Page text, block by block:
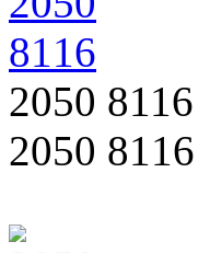
2050 8116
2050 8116